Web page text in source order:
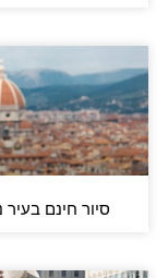
סיור חינם